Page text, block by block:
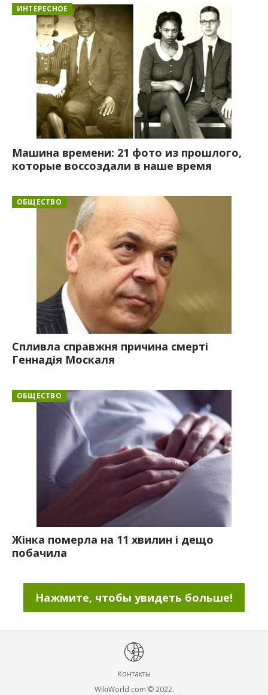
ИНТЕРЕСНОЕ
Машина времени: 21 фото из прошлого,
которые воссоздали в наше время
ОБЩЕСТВО
Спливла справжня причина смерті
Геннадія Москаля
ОБЩЕСТВО
Жінка померла на 11 хвилин і дещо
побачила
Нажмите, чтобы увидеть больше!
Контакты
WikiWorld.com © 2022.